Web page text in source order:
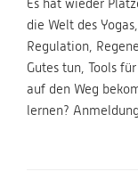
Es hat wieder
die Welt des
Regulation,
Gutes tun, Tools
auf den Weg
lernen?